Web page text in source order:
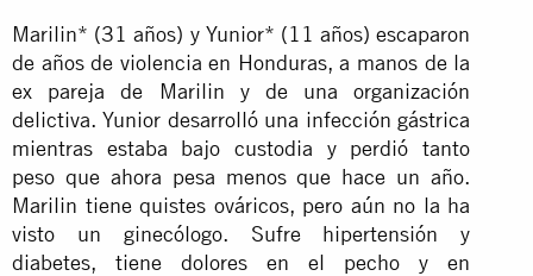
Marilin* (31 años) y Yunior* (11 años) escaparon
de años de violencia en Honduras, a manos de la
ex pareja de Marilin y de una organización
delictiva. Yunior desarrolló una infección gástrica
mientras estaba bajo custodia y perdió tanto
peso que ahora pesa menos que hace un año.
Marilin tiene quistes ováricos, pero aún no la ha
visto un ginecólogo. Sufre hipertensión y
diabetes, tiene dolores en el pecho y en